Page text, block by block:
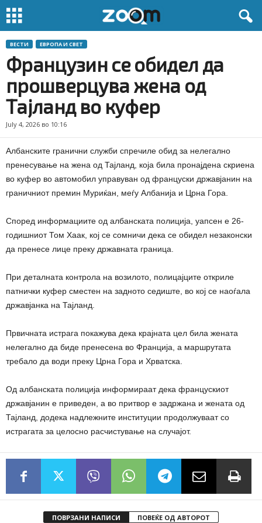
ВЕСТИ ЕВРОПА И СВЕТ
Французин се обидел да
прошверцува жена од
Тајланд во куфер
July 4, 2026 во 10:16
Албанските гранични служби спречиле обид за нелегално
пренесување на жена од Тајланд, која била пронајдена скриена
во куфер во автомобил управуван од француски државјанин на
граничниот премин Муриќан, меѓу Албанија и Црна Гора.
Според информациите од албанската полиција, уапсен е 26-
годишниот Том Хаак, кој се сомничи дека се обидел незаконски
да пренесе лице преку државната граница.
При деталната контрола на возилото, полицајците откриле
патнички куфер сместен на задното седиште, во кој се наоѓала
државјанка на Тајланд.
Првичната истрага покажува дека крајната цел била жената
нелегално да биде пренесена во Франција, а маршрутата
требало да води преку Црна Гора и Хрватска.
Од албанската полиција информираат дека францускиот
државјанин е приведен, а во притвор е задржана и жената од
Тајланд, додека надлежните институции продолжуваат со
истрагата за целосно расчистување на случајот.
ПОВРЗАНИ НАПИСИ ПОВЕЌЕ ОД АВТОРОТ